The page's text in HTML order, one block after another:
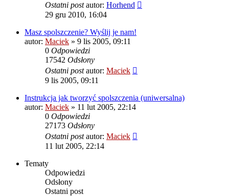
Ostatni postautor: Horhend
29 gru 2010, 16:04
Masz spolszczenie? Wyślij je nam!
autor: Maciek » 9 lis 2005, 09:11
0 Odpowiedzi
17542 Odsłony
Ostatni postautor: Maciek
9 lis 2005, 09:11
Instrukcja jak tworzyć spolszczenia (uniwersalna)
autor: Maciek » 11 lut 2005, 22:14
0 Odpowiedzi
27173 Odsłony
Ostatni postautor: Maciek
11 lut 2005, 22:14
Tematy
Odpowiedzi
Odsłony
Ostatni post